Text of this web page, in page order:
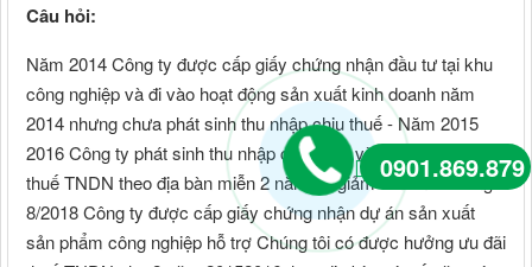
Câu hỏi:
Năm 2014 Công ty được cấp giấy chứng nhận đầu tư tại khu
công nghiệp và đi vào hoạt động sản xuất kinh doanh năm
2014 nhưng chưa phát sinh thu nhập chịu thuế - Năm 2015
2016 Công ty phát sinh thu nhập chịu thuế và hưởng ưu đãi
thuế TNDN theo địa bàn miễn 2 năm và giảm 4 năm - Tháng
8/2018 Công ty được cấp giấy chứng nhận dự án sản xuất
sản phẩm công nghiệp hỗ trợ Chúng tôi có được hưởng ưu đãi
0901.869.879